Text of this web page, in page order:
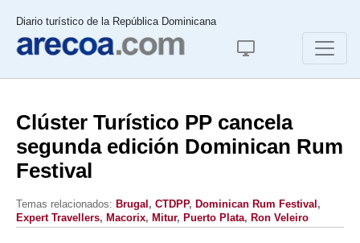
Diario turístico de la República Dominicana
Clúster Turístico PP cancela
segunda edición Dominican Rum
Festival
Temas relacionados: Brugal , CTDPP, Dominican Rum Festival ,
Expert Travellers, Macorix, Mitur, Puerto Plata, Ron Veleiro